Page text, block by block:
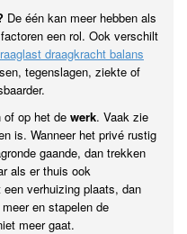
De één kan meer hebben als
een rol. Ook verschilt
draagkracht balans
tegenslagen, ziekte of
of op het de werk. Vaak zie
is. Wanneer het privé rustig
gaande, dan trekken
als er thuis ook
verhuizing plaats, dan
en stapelen de
meer gaat.